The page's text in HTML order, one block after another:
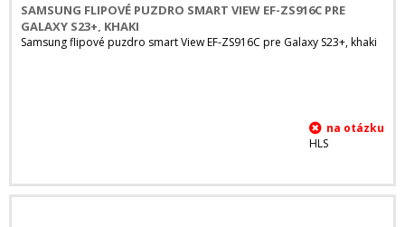
SAMSUNG FLIPOVÉ PUZDRO SMART VIEW EF-ZS916C PRE
GALAXY S23+, KHAKI
Samsung flipové puzdro smart View EF-ZS916C pre Galaxy S23+, khaki
HLS